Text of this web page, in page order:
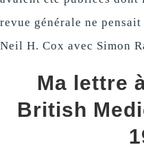
revue générale ne
Neil H. Cox avec Simon
Ma lettre
British